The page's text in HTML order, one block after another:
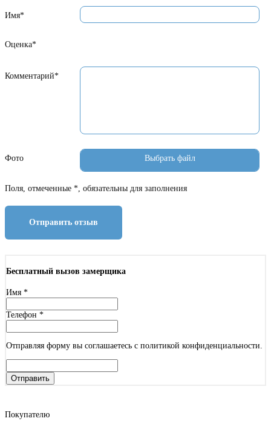
Имя*
Оценка*
Комментарий*
Фото
Поля, отмеченные *, обязательны для заполнения
Отправить отзыв
Бесплатный вызов замерщика
Имя *
Телефон *
Отправляя форму вы соглашаетесь с политикой конфиденциальности.
Отправить
Покупателю